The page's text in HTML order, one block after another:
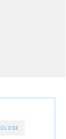
CLOSE